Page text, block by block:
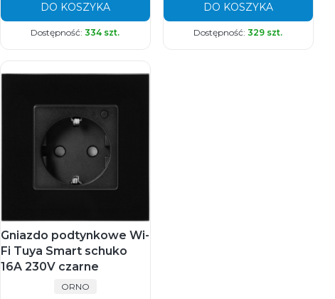
DO KOSZYKA
Dostępność:334 szt.
DO KOSZYKA
Dostępność:329 szt.
Gniazdo podtynkowe Wi-
Fi Tuya Smart schuko
16A 230V czarne
PRODUCENT
ORNO